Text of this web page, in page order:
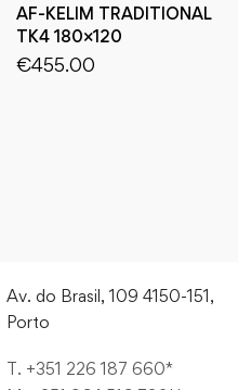
AF-KELIM TRADITIONAL
TK4 180×120
€455.00
Av. do Brasil, 109 4150-151,
Porto
T. +351 226 187 660*